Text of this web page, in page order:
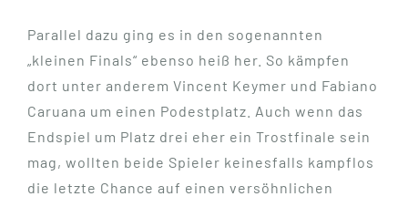
Parallel dazu ging es in den sogenannten
„kleinen Finals“ ebenso heiß her. So kämpfen
dort unter anderem Vincent Keymer und Fabiano
Caruana um einen Podestplatz. Auch wenn das
Endspiel um Platz drei eher ein Trostfinale sein
mag, wollten beide Spieler keinesfalls kampflos
die letzte Chance auf einen versöhnlichen